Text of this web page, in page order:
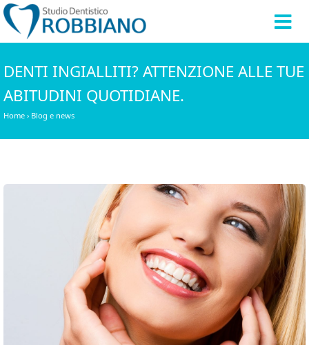
DENTI INGIALLITI? ATTENZIONE ALLE TUE
ABITUDINI QUOTIDIANE.
Home › Blog e news